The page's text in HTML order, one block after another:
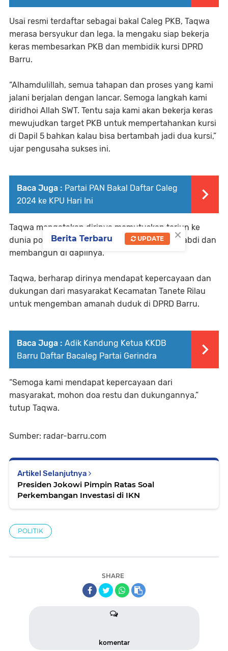
Usai resmi terdaftar sebagai bakal Caleg PKB, Taqwa
merasa bersyukur dan lega. Ia mengaku siap bekerja
keras membesarkan PKB dan membidik kursi DPRD
Barru.
“Alhamdulillah, semua tahapan dan proses yang kami
jalani berjalan dengan lancar. Semoga langkah kami
diridhoi Allah SWT. Tentu saja kami akan bekerja keras
mewujudkan target PKB untuk mempertahankan kursi
di Dapil 5 bahkan kalau bisa bertambah jadi dua kursi,”
ujar pengusaha sukses ini.
Baca Juga : Partai PAN Bakal Daftar Caleg
2024 ke KPU Hari Ini
Taqwa mengatakan dirinya memutuskan terjun ke
dunia politik semata-mata karena ingin mengabdi dan
membangun di dapilnya.
Taqwa, berharap dirinya mendapat kepercayaan dan
dukungan dari masyarakat Kecamatan Tanete Rilau
untuk mengemban amanah duduk di DPRD Barru.
Baca Juga : Adik Kandung Ketua KKDB
Barru Daftar Bacaleg Partai Gerindra
“Semoga kami mendapat kepercayaan dari
masyarakat, mohon doa restu dan dukungannya,”
tutup Taqwa.
Sumber: radar-barru.com
Artikel Selanjutnya
Presiden Jokowi Pimpin Ratas Soal
Perkembangan Investasi di IKN
POLITIK
SHARE
komentar
×
Berita Terbaru UPDATE